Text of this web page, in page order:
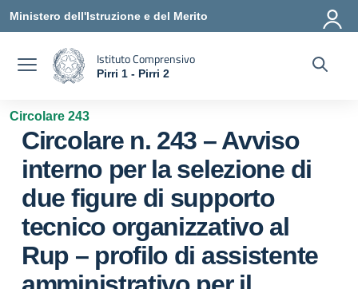
Vai ai contenuti
Vai al menu di navigazione
Vai al footer
Ministero dell'Istruzione e del Merito
Istituto Comprensivo
Pirri 1 - Pirri 2
Circolare 243
Circolare n. 243 – Avviso
interno per la selezione di
due figure di supporto
tecnico organizzativo al
Rup – profilo di assistente